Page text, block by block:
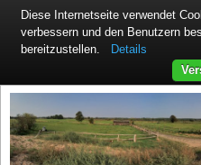
Diese Internetseite verwendet
verbessern und den Benutzern
bereitzustellen.
Details